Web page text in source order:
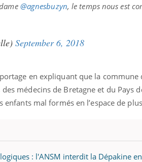
@agnesbuzyn, le temps nous est
September 6, 2018
en expliquant que la commune
médecins de Bretagne et du Pays
mal formés en l’espace de
: l'ANSM interdit la Dépakine en